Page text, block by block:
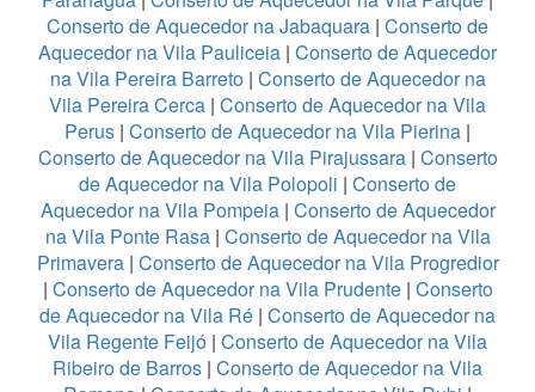
Conserto de Aquecedor na Jabaquara | Conserto de
Aquecedor na Vila Pauliceia | Conserto de Aquecedor
na Vila Pereira Barreto| Conserto de Aquecedor na
Vila Pereira Cerca | Conserto de Aquecedor na Vila
Perus | Conserto de Aquecedor na Vila Pierina |
Conserto de Aquecedor na Vila Pirajussara| Conserto
de Aquecedor na Vila Polopoli | Conserto de
Aquecedor na Vila Pompeia| Conserto de Aquecedor
na Vila Ponte Rasa| Conserto de Aquecedor na Vila
Primavera| Conserto de Aquecedor na Vila Progredior
| Conserto de Aquecedor na Vila Prudente| Conserto
de Aquecedor na Vila Ré | Conserto de Aquecedor na
Vila Regente Feijó | Conserto de Aquecedor na Vila
Ribeiro de Barros | Conserto de Aquecedor na Vila